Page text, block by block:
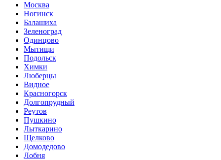
Москва
Ногинск
Балашиха
Зеленоград
Одинцово
Мытищи
Подольск
Химки
Люберцы
Видное
Красногорск
Долгопрудный
Реутов
Пушкино
Лыткарино
Щелково
Домодедово
Лобня